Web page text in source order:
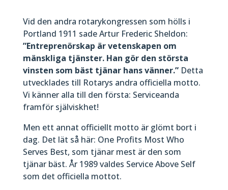
Vid den andra rotarykongressen som hölls i
Portland 1911 sade Artur Frederic Sheldon:
”Entreprenörskap är vetenskapen om
mänskliga tjänster. Han gör den största
vinsten som bäst tjänar hans vänner.”Detta
utvecklades till Rotarys andra officiella motto.
Vi känner alla till den första: Serviceanda
framför själviskhet!
Men ett annat officiellt motto är glömt bort i
dag. Det lät så här: One Profits Most Who
Serves Best, som tjänar mest är den som
tjänar bäst. År 1989 valdes Service Above Self
som det officiella mottot.